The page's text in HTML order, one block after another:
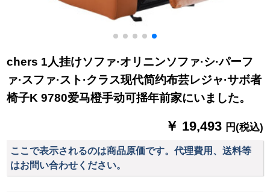
chers 1人挂けソファ·オリニンソファ·シ·パーフ
ァ·スファ·スト·クラス现代简约布芸レジャ·サボ者
椅子K 9780爱马橙手动可揺年前家にいました。
￥ 19,493 円(税込)
ここで表示されるのは商品原価です。代理費用、送料等
はお問い合わせください。